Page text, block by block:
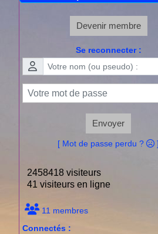
Devenir membre
Se reconnecter :
Envoyer
[ Mot de passe perdu ? ]
2458418 visiteurs
41 visiteurs en ligne
11 membres
Connectés :